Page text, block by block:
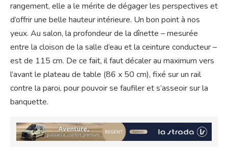
rangement, elle a le mérite de dégager les perspectives et
d’offrir une belle hauteur intérieure. Un bon point à nos
yeux. Au salon, la profondeur de la dînette – mesurée
entre la cloison de la salle d’eau et la ceinture conducteur –
est de 115 cm. De ce fait, il faut décaler au maximum vers
l’avant le plateau de table (86 x 50 cm), fixé sur un rail
contre la paroi, pour pouvoir se faufiler et s’asseoir sur la
banquette.